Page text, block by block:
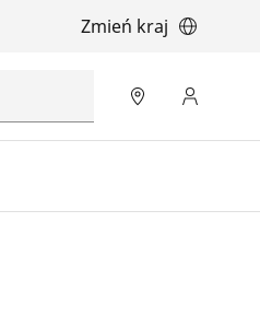
Zmień kraj